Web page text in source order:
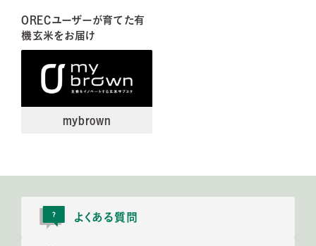
ORECユーザーが育てた有
機玄米をお届け
mybrown
よくある質問